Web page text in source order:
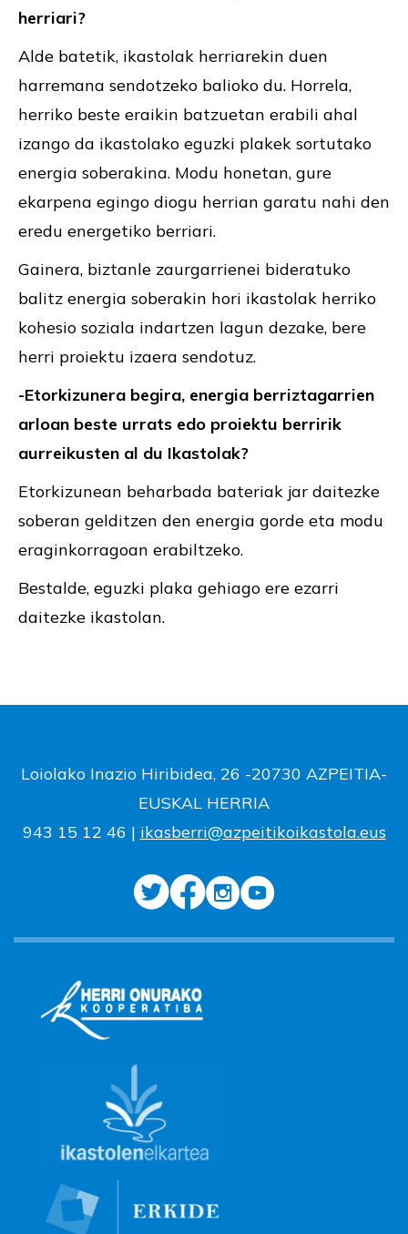
herriari?
Alde batetik, ikastolak herriarekin duen
harremana sendotzeko balioko du. Horrela,
herriko beste eraikin batzuetan erabili ahal
izango da ikastolako eguzki plakek sortutako
energia soberakina. Modu honetan, gure
ekarpena egingo diogu herrian garatu nahi den
eredu energetiko berriari.
Gainera, biztanle zaurgarrienei bideratuko
balitz energia soberakin hori ikastolak herriko
kohesio soziala indartzen lagun dezake, bere
herri proiektu izaera sendotuz.
-Etorkizunera begira, energia berriztagarrien
arloan beste urrats edo proiektu berririk
aurreikusten al du Ikastolak?
Etorkizunean beharbada bateriak jar daitezke
soberan gelditzen den energia gorde eta modu
eraginkorragoan erabiltzeko.
Bestalde, eguzki plaka gehiago ere ezarri
daitezke ikastolan.
Loiolako Inazio Hiribidea, 26 -20730 AZPEITIA-
EUSKAL HERRIA
943 15 12 46 | ikasberri@azpeitikoikastola.eus